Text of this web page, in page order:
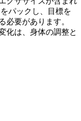
パックし、目標を
必要があります。
化は、身体の調整と